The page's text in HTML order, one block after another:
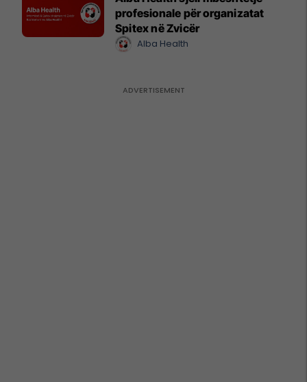
profesionale për organizatat
Spitex në Zvicër
Alba Health